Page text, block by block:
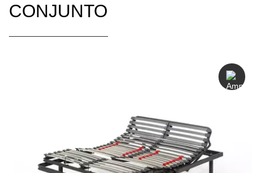
CONJUNTO